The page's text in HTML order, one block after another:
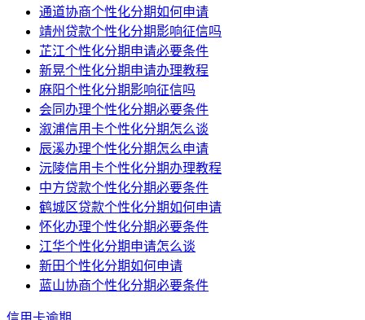
通道协商个性化分期如何申请
靖州贷款个性化分期影响征信吗
芷江个性化分期申请必要条件
新晃个性化分期申请办理教程
麻阳个性化分期影响征信吗
会同办理个性化分期必要条件
溆浦信用卡个性化分期怎么谈
辰溪办理个性化分期怎么申请
沅陵信用卡个性化分期办理教程
中方贷款个性化分期必要条件
鹤城区贷款个性化分期如何申请
怀化办理个性化分期必要条件
江华个性化分期申请怎么谈
新田个性化分期如何申请
蓝山协商个性化分期必要条件